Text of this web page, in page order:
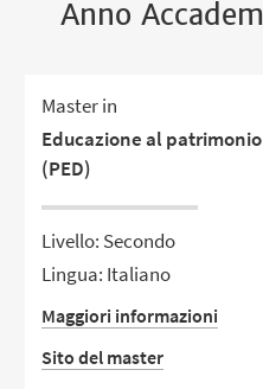
Anno
Master in
Educazione al
(PED)
Livello: Secondo
Lingua: Italiano
Maggiori informazioni
Sito del master